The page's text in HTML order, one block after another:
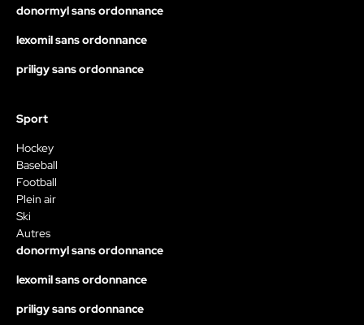
donormyl sans ordonnance
lexomil sans ordonnance
priligy sans ordonnance
Sport
Hockey
Baseball
Football
Plein air
Ski
Autres
donormyl sans ordonnance
lexomil sans ordonnance
priligy sans ordonnance